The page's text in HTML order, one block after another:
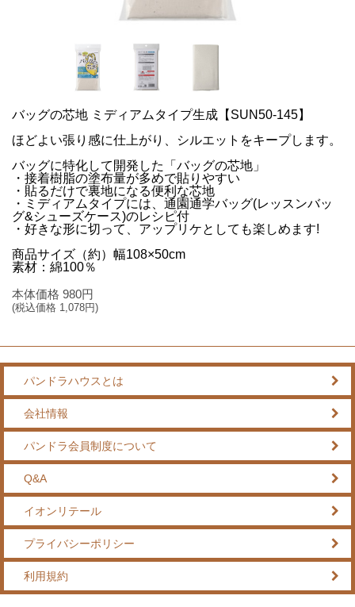
バッグの芯地 ミディアムタイプ生成【SUN50-145】
ほどよい張り感に仕上がり、シルエットをキープします。
バッグに特化して開発した「バッグの芯地」
・接着樹脂の塗布量が多めで貼りやすい
・貼るだけで裏地になる便利な芯地
・ミディアムタイプには、通園通学バッグ(レッスンバッ
グ&シューズケース)のレシピ付
・好きな形に切って、アップリケとしても楽しめます!
商品サイズ（約）幅108×50cm
素材：綿100％
本体価格 980円
(税込価格 1,078円)
パンドラハウスとは
会社情報
パンドラ会員制度について
Q&A
イオンリテール
プライバシーポリシー
利用規約